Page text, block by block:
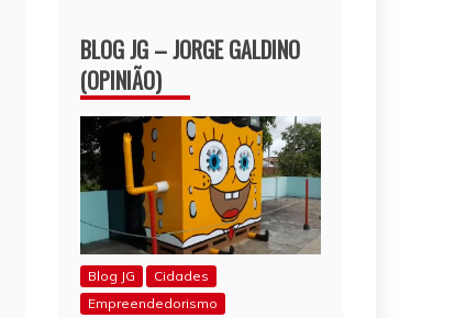
BLOG JG – JORGE GALDINO
(OPINIÃO)
Blog JG
Cidades
Empreendedorismo